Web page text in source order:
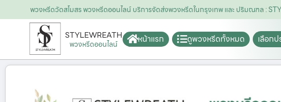
พวงหรีดวัดสโมสร พวงหรีดออนไลน์ บริการจัดส่งพวงหรีดในกรุงเทพ และ ปริมณฑล :
STYLEWREATH
พวงหรีดออนไลน์ หน้าแรก ดูพวงหรีดทั้งหมด เลือก